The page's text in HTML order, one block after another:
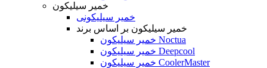
خمیر سیلیکون
خمیر سیلیکونی
خمیر سیلیکون بر اساس برند
خمیر سیلیکون Noctua
خمیر سیلیکون Deepcool
خمیر سیلیکون CoolerMaster